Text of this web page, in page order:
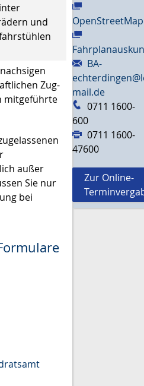
und
Zug-
mitgeführte
außer
Sie nur
bei
OpenStreetMap
BA-
mail.de
0711 1600-
600
0711 1600-
47600
Zur Online-